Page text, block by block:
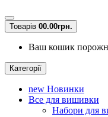
Товарів 00.00грн.
Ваш кошик
Категорії
new Новинки
Все для вишивки
Набори для